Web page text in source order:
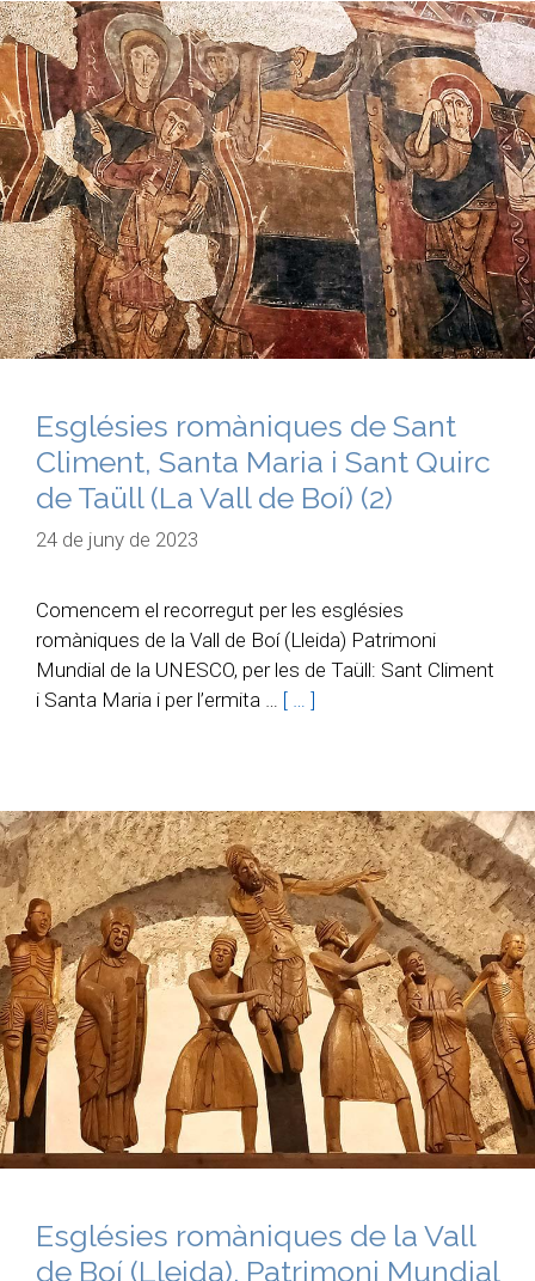
Esglésies romàniques de Sant
Climent, Santa Maria i Sant Quirc
de Taüll (La Vall de Boí) (2)
24 de juny de 2023
Comencem el recorregut per les esglésies
romàniques de la Vall de Boí (Lleida) Patrimoni
Mundial de la UNESCO, per les de Taüll: Sant Climent
i Santa Maria i per l’ermita … [ … ]
Esglésies romàniques de la Vall
de Boí (Lleida). Patrimoni Mundial